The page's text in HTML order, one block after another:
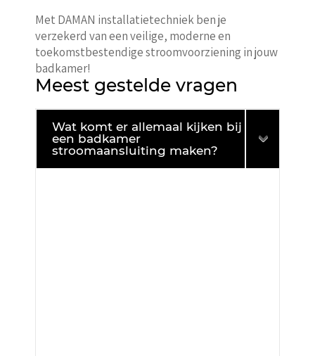
Met DAMAN installatietechniek ben je
verzekerd van een veilige, moderne en
toekomstbestendige stroomvoorziening in jouw
badkamer!
Meest gestelde vragen
Wat komt er allemaal kijken bij
een badkamer
stroomaansluiting maken?